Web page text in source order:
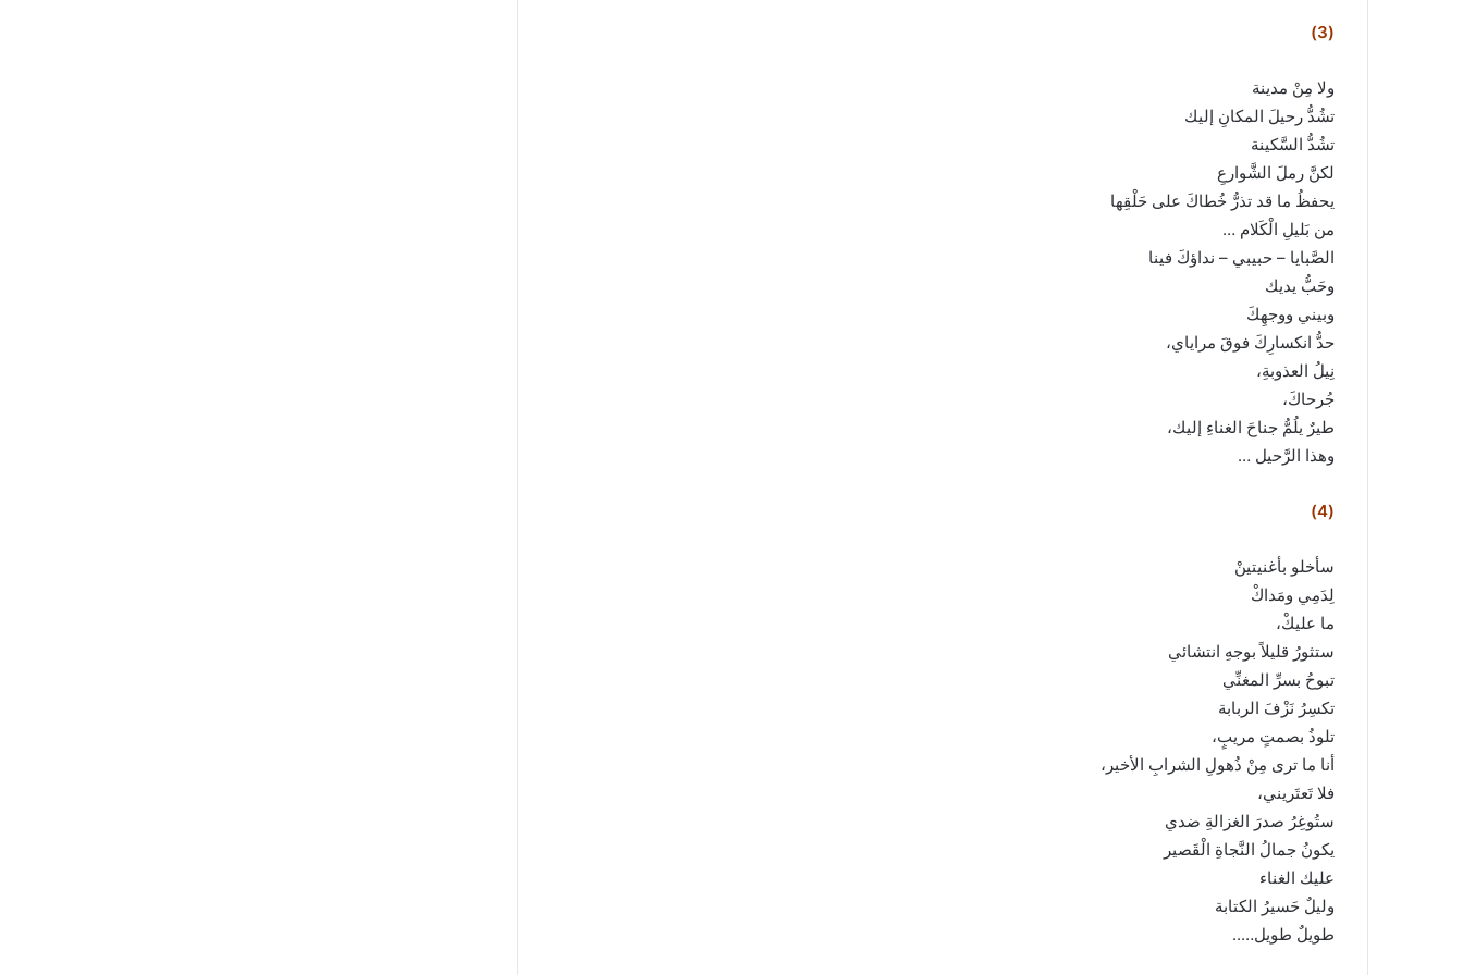
(3)
ولا مِنْ مدينة
تشُدُّ رحيلَ المكانِ إليك
تشُدُّ السَّكينة
لكنَّ رملَ الشَّوارعِ
يحفظُ ما قد تذرُّ خُطاكَ على حَلْقِها
من بَليلِ الْكَلام …
الصَّبايا – حبيبي – نداؤكَ فينا
وحَبُّ يديك
وبيني ووجهِكَ
حدُّ انكسارِكَ فوقَ مراياي،
نِيلُ العذوبةِ،
جُرحاكَ،
طيرٌ يلُمُّ جناحَ الغناءِ إليك،
وهذا الرَّحيل …
(4)
سأخلو بأغنيتينْ
لِدَمِي ومَداكْ
ما عليكْ،
ستثورُ قليلاً بوجهِ انتشائي
تبوحُ بسرِّ المغنِّي
تكسِرُ نَزْفَ الربابة
تلوذُ بصمتٍ مريبٍ،
أنا ما ترى مِنْ ذُهولِ الشرابِ الأخير،
فلا تَعتَريني،
ستُوغِرُ صدرَ الغزالةِ ضدي
يكونُ جمالُ النَّجاةِ الْقَصير
عليك الغناء
وليلٌ حَسيرُ الكتابة
طويلٌ طويل…..